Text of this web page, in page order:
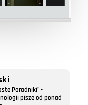
Poradniki" -
pisze od ponad